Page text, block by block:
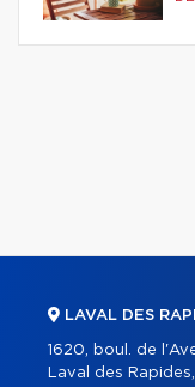
LAVAL DES
1620, boul. de
Laval des